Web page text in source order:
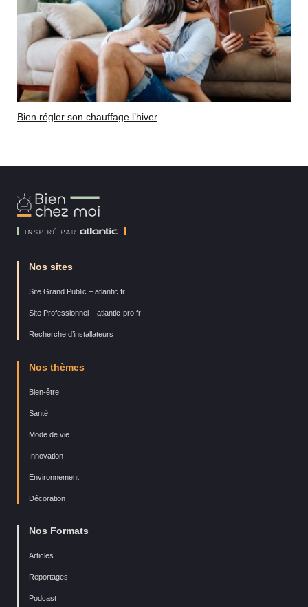
Bien régler son chauffage l’hiver
Bien
Chez
Nos sites
Site Grand Public – atlantic.fr
Site Professionnel – atlantic-pro.fr
Recherche d’installateurs
Nos thèmes
Bien-être
Santé
Mode de vie
Innovation
Environnement
Décoration
Nos Formats
Articles
Reportages
Podcast